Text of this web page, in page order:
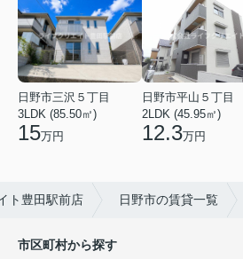
日野市三沢５丁目
3LDK (85.50㎡)
15万円
日野市平山５丁目
2LDK (45.95㎡)
12.3万円
ト豊田駅前店 日野市の賃貸一覧
市区町村から探す